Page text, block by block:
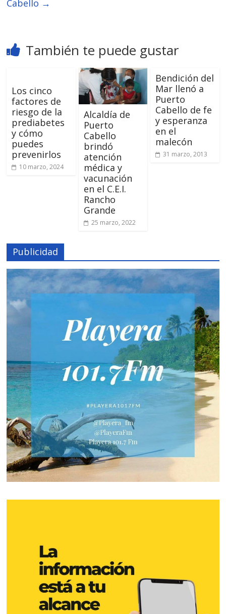
Cabello →
También te puede gustar
Los cinco
factores de
riesgo de la
prediabetes
y cómo
puedes
prevenirlos
10 marzo, 2024
Alcaldía de
Puerto
Cabello
brindó
atención
médica y
vacunación
en el C.E.I.
Rancho
Grande
25 marzo, 2022
Bendición del
Mar llenó a
Puerto
Cabello de fe
y esperanza
en el
malecón
31 marzo, 2013
Publicidad